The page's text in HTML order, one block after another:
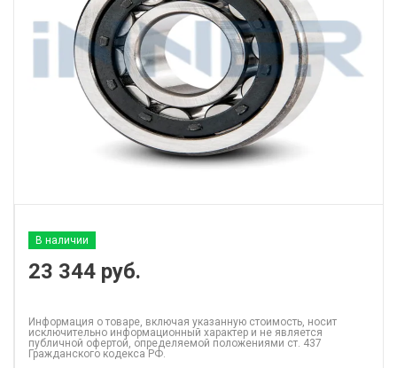
В наличии
23 344 руб.
Информация о товаре, включая указанную стоимость, носит
исключительно информационный характер и не является
публичной офертой, определяемой положениями ст. 437
Гражданского кодекса РФ.